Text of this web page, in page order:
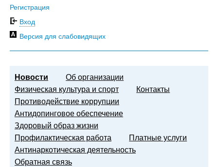
Регистрация
Вход
Версия для слабовидящих
Новости
Об организации
Физическая культура и спорт
Контакты
Противодействие коррупции
Антидопинговое обеспечение
Здоровый образ жизни
Профилактическая работа
Платные услуги
Антинаркотическая деятельность
Обратная связь